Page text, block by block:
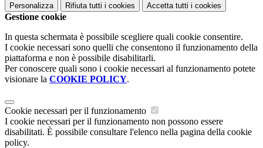
Personalizza Rifiuta tutti i cookies Accetta tutti i cookies
Gestione cookie
In questa schermata è possibile scegliere quali cookie consentire.
I cookie necessari sono quelli che consentono il funzionamento della
piattaforma e non è possibile disabilitarli.
Per conoscere quali sono i cookie necessari al funzionamento potete
visionare la COOKIE POLICY.
Cookie necessari per il funzionamento
I cookie necessari per il funzionamento non possono essere
disabilitati. È possibile consultare l'elenco nella pagina della cookie
policy.